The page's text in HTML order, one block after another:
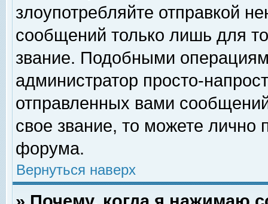
злоупотребляйте отправкой
сообщений только лишь для
звание. Подобными
администратор просто-
отправленных вами
свое звание, то можете лично
форума.
Вернуться наверх